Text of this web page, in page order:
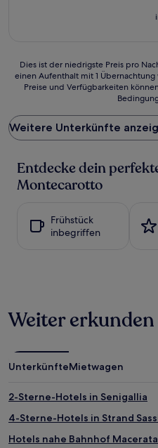
Dies
ist
Preis
pro
Nacht,
den
letzten
einen
wurde.
Preise
Verfügbarkeiten
können
ändern.
Es
können
Bedingungen
Dies ist der niedrigste Preis pro
einen Aufenthalt mit 1
Preise und Verfügbarkeiten
Weitere Unterkünfte
Entdecke dein
Montecarotto
Frühstück
inbegriffen
Weiter erkunden
UnterkünfteMietwagen
2-Sterne-Hotels in Senigallia
4-Sterne-Hotels in Strand
Hotels nahe Bahnhof Macerata